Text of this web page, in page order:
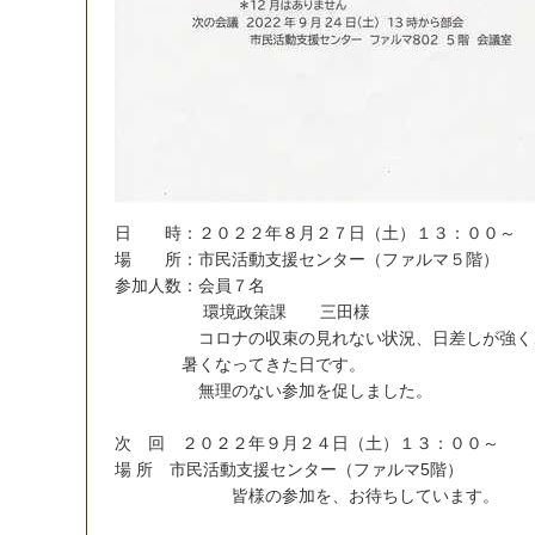
日 時 ： ２ ０ ２ ２年８ 月 ２ ７ 日 （土） １ ３ ： ０ ０ ～
場
所 ： 市民活動支援センター （フ ァルマ ５ 階）
参加人数 ： 会員 ７名
環境政策課 三田様
コ ロナの収束の見れない状況、 日差しが強 く
暑く なってき た 日です。
無理のない参加を促 し ま した。
次 回 ２ ０ ２ ２年９ 月 ２ ４ 日 （土） １ ３ ： ０ ０ ～
場 所 市民活動支援センター （フ ァルマ5階）
皆様の参加を、 お待ち しています。